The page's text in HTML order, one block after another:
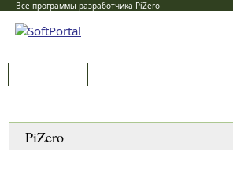
Все программы разработчика PiZero
PiZero